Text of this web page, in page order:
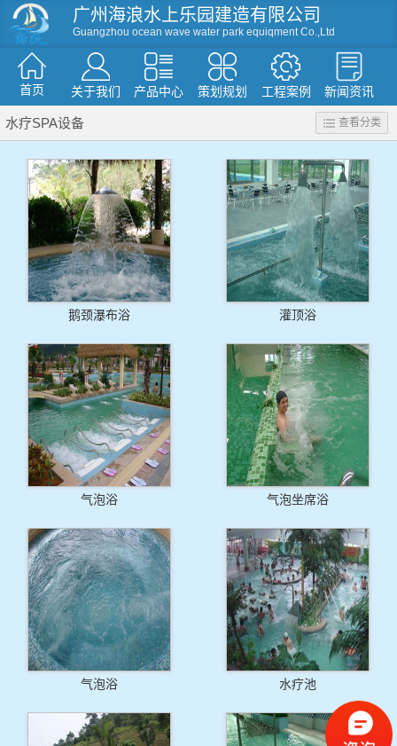
广州海浪水上乐园建造有限公司
Guangzhou ocean wave water park equiqment Co.,Ltd
首页 关于我们 产品中心 策划规划 工程案例 新闻资讯
滑梯系列 人工造浪 戏水小品
水屋水寨
环流河设备
温泉水疗设备
游泳池设备
假山造型仿真树
水疗SPA设备 查看分类
鹅颈瀑布浴 灌顶浴
气泡浴 气泡坐席浴
气泡浴 水疗池